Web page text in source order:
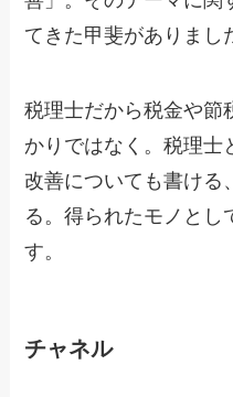
てきた甲斐がありまし
税理士だから税金や節
かりではなく。税理士
改善についても書ける
る。得られたモノとし
す。
チャネル